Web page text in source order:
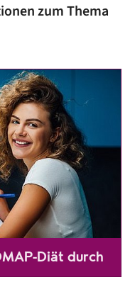
zum Thema
Diät durch
kann mit einer